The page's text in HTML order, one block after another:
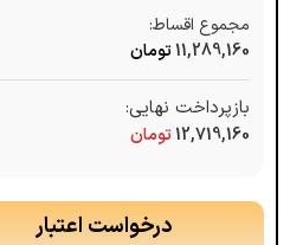
مجموع اقساط:
11,289,160تومان
بازپرداخت نهایی:
12,719,160تومان
درخواست اعتبار